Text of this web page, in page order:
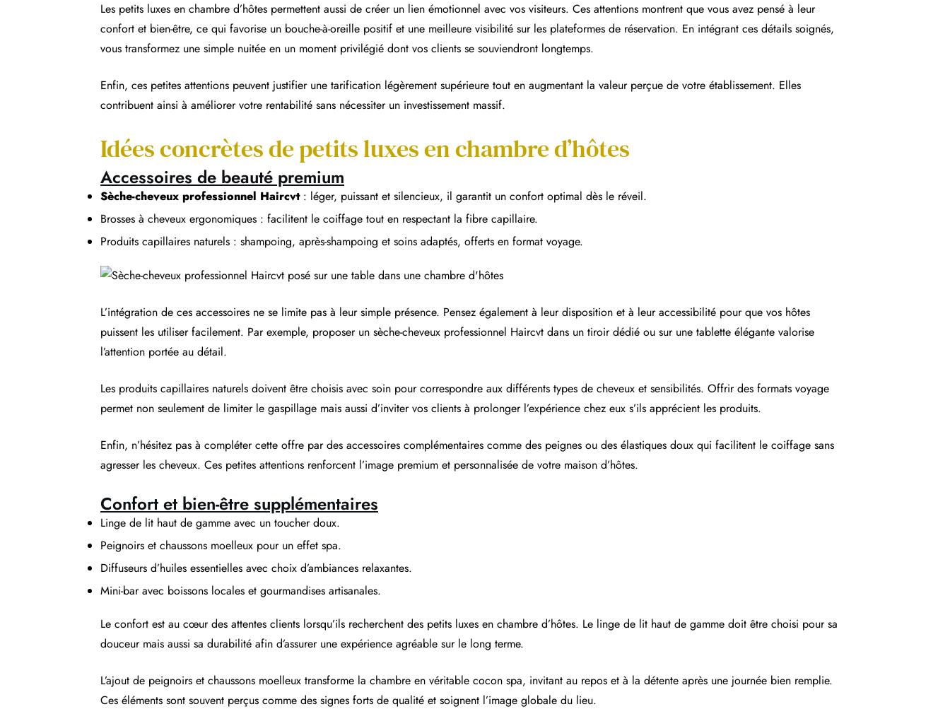
Les petits luxes en chambre d’hôtes permettent aussi de créer un lien émotionnel avec vos visiteurs. Ces attentions montrent que vous avez pensé à leur
confort et bien-être, ce qui favorise un bouche-à-oreille positif et une meilleure visibilité sur les plateformes de réservation. En intégrant ces détails soignés,
vous transformez une simple nuitée en un moment privilégié dont vos clients se souviendront longtemps.
Enfin, ces petites attentions peuvent justifier une tarification légèrement supérieure tout en augmentant la valeur perçue de votre établissement. Elles
contribuent ainsi à améliorer votre rentabilité sans nécessiter un investissement massif.
Idées concrètes de petits luxes en chambre d’hôtes
Accessoires de beauté premium
Sèche-cheveux professionnel Haircvt: léger, puissant et silencieux, il garantit un confort optimal dès le réveil.
Brosses à cheveux ergonomiques : facilitent le coiffage tout en respectant la fibre capillaire.
Produits capillaires naturels : shampoing, après-shampoing et soins adaptés, offerts en format voyage.
L’intégration de ces accessoires ne se limite pas à leur simple présence. Pensez également à leur disposition et à leur accessibilité pour que vos hôtes
puissent les utiliser facilement. Par exemple, proposer un sèche-cheveux professionnel Haircvt dans un tiroir dédié ou sur une tablette élégante valorise
l’attention portée au détail.
Les produits capillaires naturels doivent être choisis avec soin pour correspondre aux différents types de cheveux et sensibilités. Offrir des formats voyage
permet non seulement de limiter le gaspillage mais aussi d’inviter vos clients à prolonger l’expérience chez eux s’ils apprécient les produits.
Enfin, n’hésitez pas à compléter cette offre par des accessoires complémentaires comme des peignes ou des élastiques doux qui facilitent le coiffage sans
agresser les cheveux. Ces petites attentions renforcent l’image premium et personnalisée de votre maison d’hôtes.
Confort et bien-être supplémentaires
Linge de lit haut de gamme avec un toucher doux.
Peignoirs et chaussons moelleux pour un effet spa.
Diffuseurs d’huiles essentielles avec choix d’ambiances relaxantes.
Mini-bar avec boissons locales et gourmandises artisanales.
Le confort est au cœur des attentes clients lorsqu’ils recherchent des petits luxes en chambre d’hôtes. Le linge de lit haut de gamme doit être choisi pour sa
douceur mais aussi sa durabilité afin d’assurer une expérience agréable sur le long terme.
L’ajout de peignoirs et chaussons moelleux transforme la chambre en véritable cocon spa, invitant au repos et à la détente après une journée bien remplie.
Ces éléments sont souvent perçus comme des signes forts de qualité et soignent l’image globale du lieu.